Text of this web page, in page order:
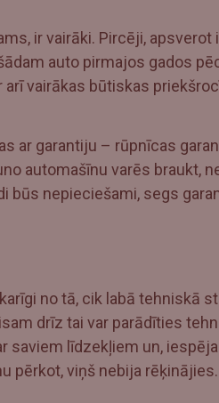
ir vairāki. Pircēji,
auto pirmajos gados
vairākas būtiskas
ar garantiju – rūpnīcas
automašīnu varēs braukt,
būs nepieciešami, segs
no tā, cik labā tehniskā
drīz tai var parādīties
saviem līdzekļiem un,
pērkot, viņš nebija rēķinājies.